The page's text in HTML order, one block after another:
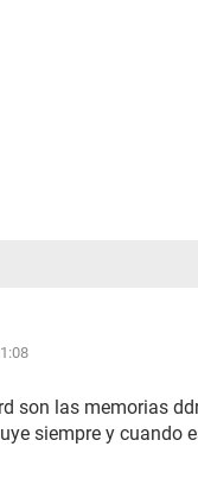
son las memorias
siempre y cuando